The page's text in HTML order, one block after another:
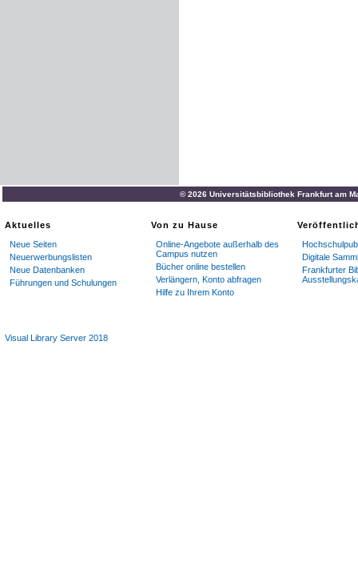
© 2026 Universitätsbibliothek Frankfurt am
Aktuelles
Neue Seiten
Neuerwerbungslisten
Neue Datenbanken
Führungen und Schulungen
Von zu Hause
Online-Angebote außerhalb des
Campus nutzen
Bücher online bestellen
Verlängern, Konto abfragen
Hilfe zu Ihrem Konto
Digitale
Frankfurter
Visual Library Server 2018